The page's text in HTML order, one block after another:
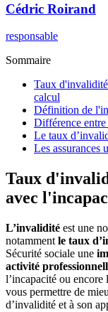
Cédric Roirand
responsable
Sommaire
Taux
calcul
Définition de
Différence
Le taux
Les assurances
Taux
avec
L’invalidité est une
notamment le taux
Sécurité sociale une
activité
l’incapacité ou
vous permettre de
d’invalidité et à son